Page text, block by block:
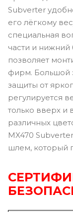
Subverter
его лёгкому
специальная
части и нижний
позволяет
фирм. Большой
защиты от
регулируется
только вверх и
различных
MX470
шлем, который